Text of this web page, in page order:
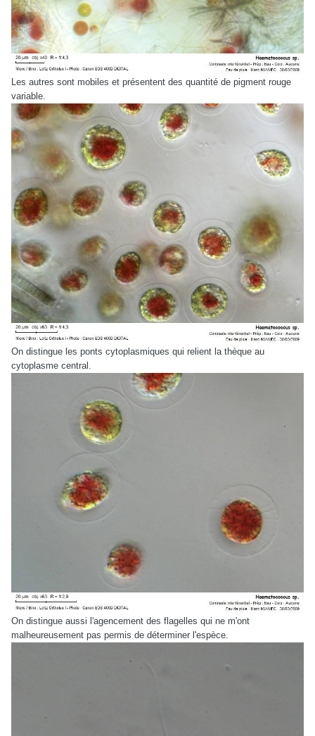
Les autres sont mobiles et présentent des quantité de pigment rouge
variable.
On distingue les ponts cytoplasmiques qui relient la thèque au
cytoplasme central.
On distingue aussi l'agencement des flagelles qui ne m'ont
malheureusement pas permis de déterminer l'espèce.